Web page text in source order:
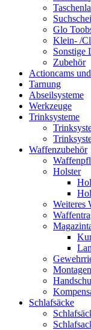
Glo
Klein- /
Sonstige
Zubehör
Actioncams
Tarnung
Abseilsysteme
Werkzeuge
Trinksysteme
Waffenzubehör
Holster
Weiteres
Montagen
Schlafsäcke